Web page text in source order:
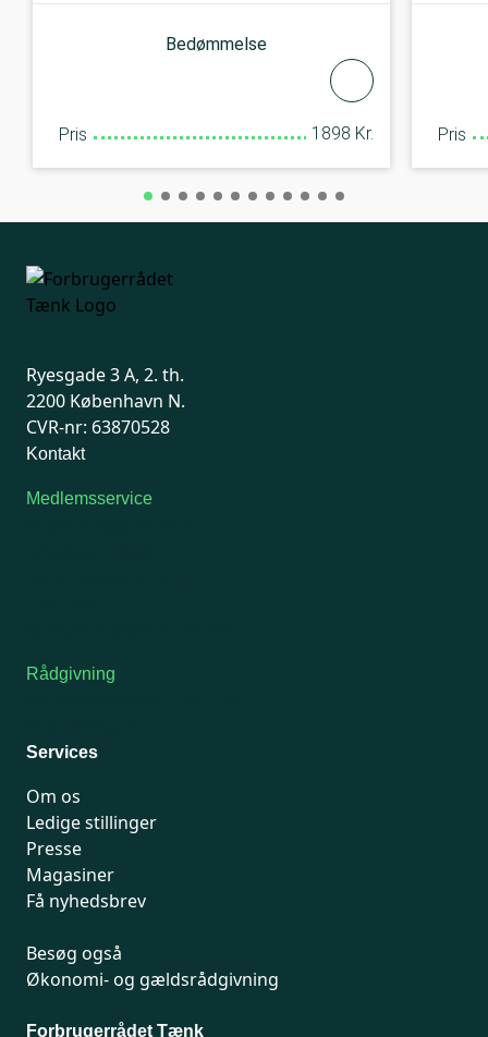
Bedømmelse
Pris 1898 Kr. Pris
Ryesgade 3 A, 2. th.
2200 København N.
CVR-nr: 63870528
Kontakt
Medlemsservice
Rådgivning
Services
Om os
Ledige stillinger
Presse
Magasiner
Få nyhedsbrev
Besøg også
Økonomi- og gældsrådgivning
Forbrugerrådet Tænk